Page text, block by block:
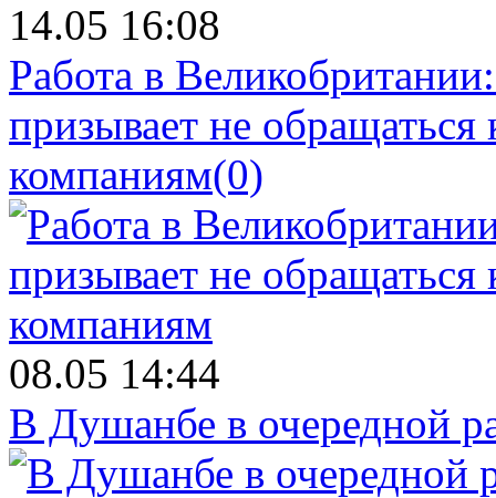
14.05 16:08
Работа в
призывает не
компаниям(0)
08.05 14:44
В Душанбе в очередной